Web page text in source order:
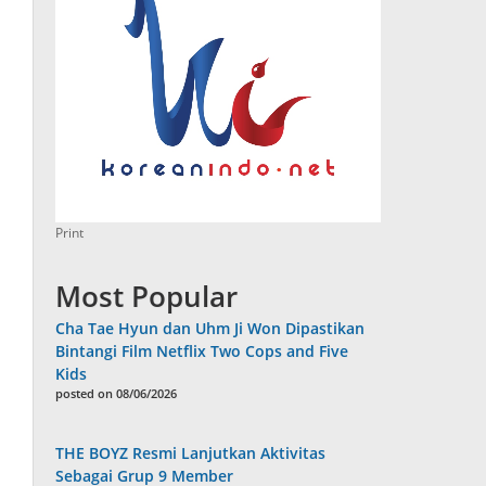
Print
Most Popular
Cha Tae Hyun dan Uhm Ji Won Dipastikan
Bintangi Film Netflix Two Cops and Five
Kids
posted on 08/06/2026
THE BOYZ Resmi Lanjutkan Aktivitas
Sebagai Grup 9 Member